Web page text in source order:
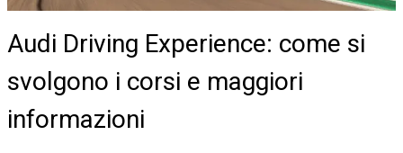
Audi Driving Experience: come si
svolgono i corsi e maggiori
informazioni